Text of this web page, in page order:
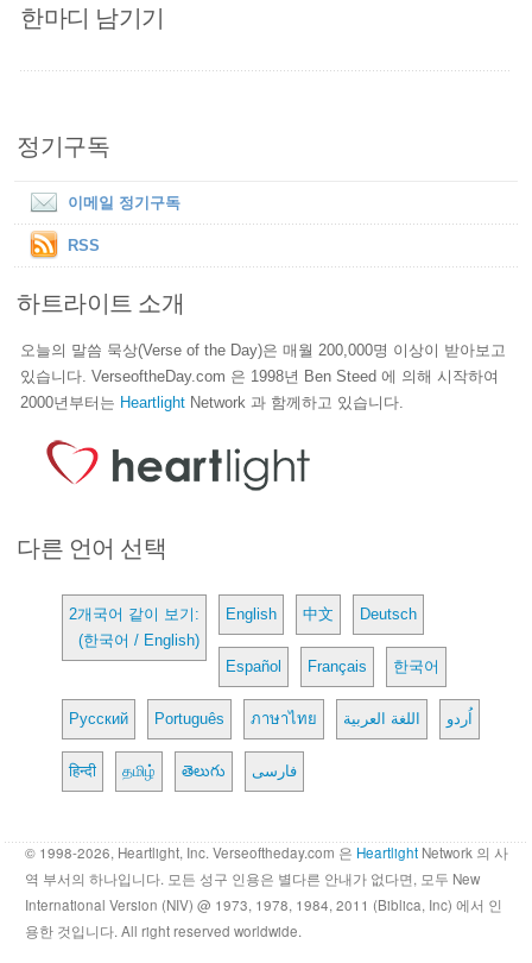
한마디 남기기
정기구독
이메일 정기구독
RSS
하트라이트 소개
오늘의 말씀 묵상(Verse of the Day)은 매월 200,000명 이상이 받아보고
있습니다. VerseoftheDay.com 은 1998년 Ben Steed 에 의해 시작하여
2000년부터는 Heartlight Network 과 함께하고 있습니다.
다른 언어 선택
2개국어 같이 보기:
(한국어 / English)
English 中文 Deutsch
Español Français 한국어
Русский Português ภาษาไทย اللغة العربية اُردو
हिन्दी தமிழ் తెలుగు فارسی
© 1998-2026, Heartlight, Inc. Verseoftheday.com 은 Heartlight Network 의 사
역 부서의 하나입니다. 모든 성구 인용은 별다른 안내가 없다면, 모두 New
International Version (NIV) @ 1973, 1978, 1984, 2011 (Biblica, Inc) 에서 인
용한 것입니다. All right reserved worldwide.